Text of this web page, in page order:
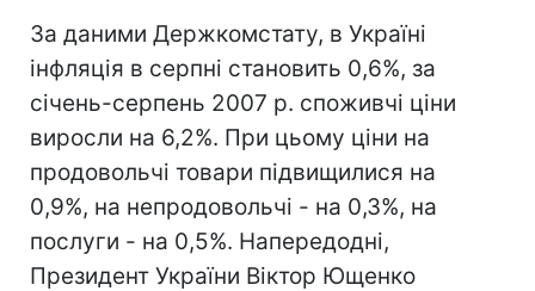
За даними Держкомстату, в Україні
інфляція в серпні становить 0,6%, за
січень-серпень 2007 р. споживчі ціни
виросли на 6,2%. При цьому ціни на
продовольчі товари підвищилися на
0,9%, на непродовольчі - на 0,3%, на
послуги - на 0,5%. Напередодні,
Президент України Віктор Ющенко